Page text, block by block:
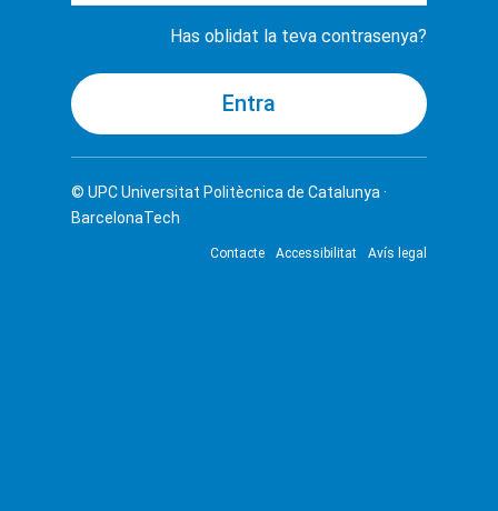
Has oblidat la teva contrasenya?
© UPCUniversitat Politècnica de Catalunya ·
BarcelonaTech
Contacte Accessibilitat Avís legal